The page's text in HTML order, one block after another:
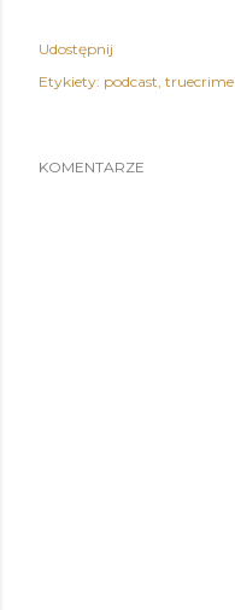
Udostępnij
Etykiety: podcast truecrime
KOMENTARZE